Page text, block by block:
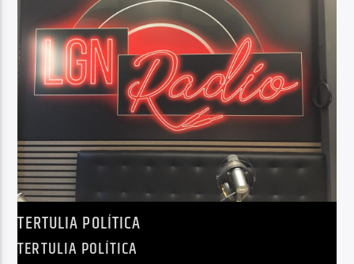
TERTULIA POLÍTICA
TERTULIA POLÍTICA